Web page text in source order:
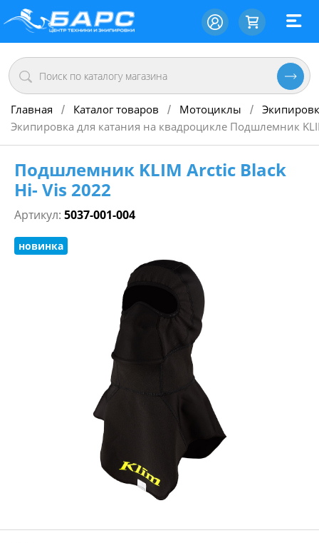
Главная / Каталог товаров / Мотоциклы /
Экипировка для катания на квадроцикле Подшлемник
Подшлемник KLIM Arctic Black
Hi- Vis 2022
Артикул: 5037-001-004
новинка